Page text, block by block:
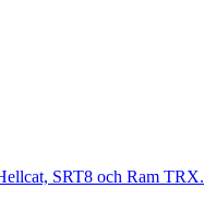
SRT8 och Ram TRX.